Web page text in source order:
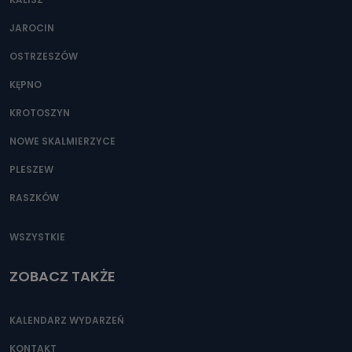
JAROCIN
OSTRZESZÓW
KĘPNO
KROTOSZYN
NOWE SKALMIERZYCE
PLESZEW
RASZKÓW
WSZYSTKIE
ZOBACZ TAKŻE
KALENDARZ WYDARZEŃ
KONTAKT